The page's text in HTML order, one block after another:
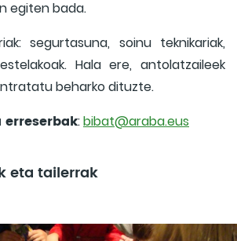
egiten bada.
segurtasuna, soinu teknikariak,
Hala ere, antolatzaileek
beharko dituzte.
erreserbak:bibat@araba.eus
eta tailerrak